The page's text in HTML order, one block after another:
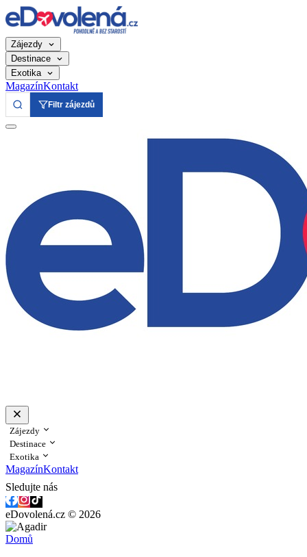
Zájezdy
Destinace
Exotika
MagazínKontakt
Filtr zájezdů
Zájezdy
Destinace
Exotika
MagazínKontakt
Sledujte nás
eDovolená.cz © 2026
Domů